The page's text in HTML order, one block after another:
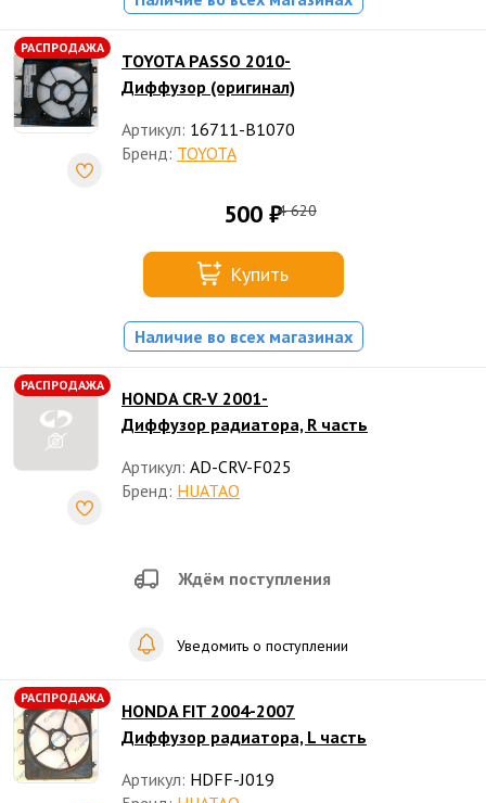
РАСПРОДАЖА
TOYOTA PASSO 2010-
Диффузор (оригинал)
Артикул: 16711-B1070
Бренд: TOYOTA
500 ₽4 620
Купить
Наличие во всех магазинах
РАСПРОДАЖА
HONDA CR-V 2001-
Диффузор радиатора, R часть
Артикул: AD-CRV-F025
Бренд: HUATAO
Ждём поступления
Уведомить о поступлении
РАСПРОДАЖА
HONDA FIT 2004-2007
Диффузор радиатора, L часть
Артикул: HDFF-J019